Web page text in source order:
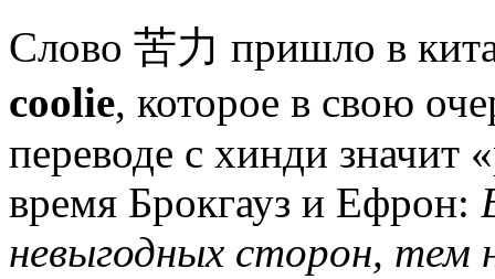
Слово 苦力 пришло в
coolie, которое в свою
переводе с хинди значит
время Брокгауз и Ефрон:
невыгодных сторон, тем